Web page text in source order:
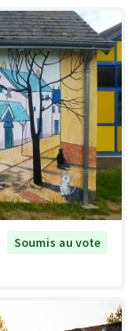
Soumis au vote